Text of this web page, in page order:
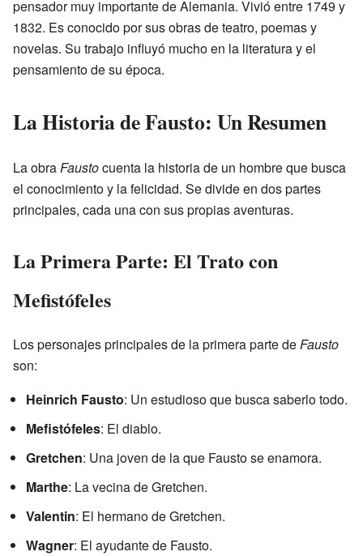
pensador muy importante de Alemania. Vivió entre 1749 y
1832. Es conocido por sus obras de teatro, poemas y
novelas. Su trabajo influyó mucho en la literatura y el
pensamiento de su época.
La Historia de Fausto: Un Resumen
La obraFaustocuenta la historia de un hombre que busca
el conocimiento y la felicidad. Se divide en dos partes
principales, cada una con sus propias aventuras.
La Primera Parte: El Trato con
Mefistófeles
Los personajes principales de la primera parte deFausto
son:
Heinrich Fausto: Un estudioso que busca saberlo todo.
Mefistófeles: El diablo.
Gretchen: Una joven de la que Fausto se enamora.
Marthe: La vecina de Gretchen.
Valentin: El hermano de Gretchen.
Wagner: El ayudante de Fausto.